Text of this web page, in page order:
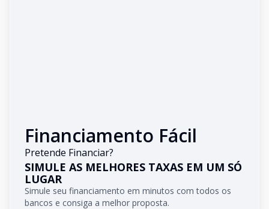
Financiamento Fácil
Pretende Financiar?
SIMULE AS MELHORES TAXAS EM UM SÓ
LUGAR
Simule seu financiamento em minutos com todos os
bancos e consiga a melhor proposta.